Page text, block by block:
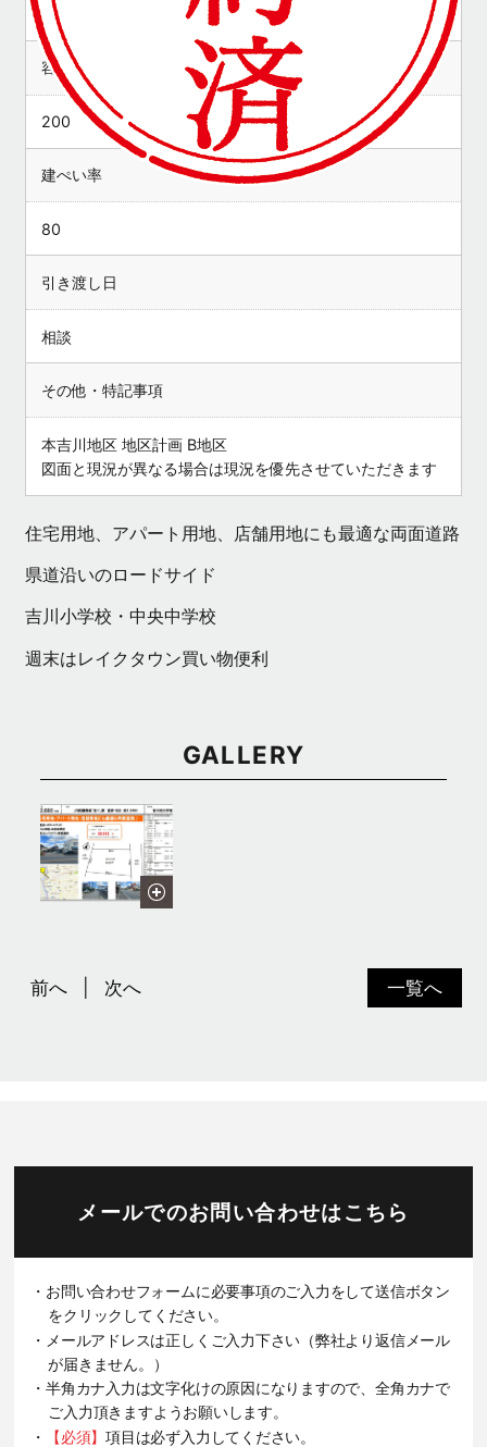
更地(現況駐車場)
容積率
200
建ぺい率
80
引き渡し日
相談
その他・特記事項
本吉川地区 地区計画 B地区
図面と現況が異なる場合は現況を優先させていただきます
住宅用地、アパート用地、店舗用地にも最適な両面道路
県道沿いのロードサイド
吉川小学校・中央中学校
週末はレイクタウン買い物便利
GALLERY
一覧へ
前へ 次へ
メールでのお問い合わせはこちら
・お問い合わせフォームに必要事項のご入力をして送信ボタン
をクリックしてください。
・メールアドレスは正しくご入力下さい（弊社より返信メール
が届きません。）
・半角カナ入力は文字化けの原因になりますので、全角カナで
ご入力頂きますようお願いします。
・
【必須】項目は必ず入力してください。